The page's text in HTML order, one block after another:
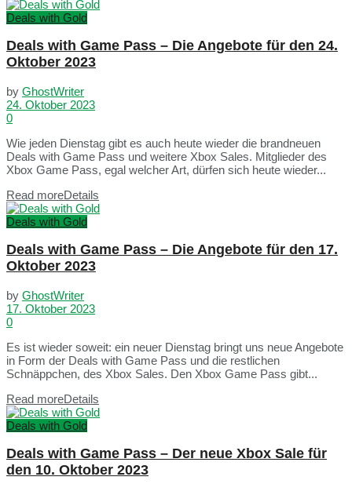
Deals with Gold
Deals with Game Pass – Die Angebote für den 24.
Oktober 2023
by GhostWriter
24. Oktober 2023
0
Wie jeden Dienstag gibt es auch heute wieder die brandneuen
Deals with Game Pass und weitere Xbox Sales. Mitglieder des
Xbox Game Pass, egal welcher Art, dürfen sich heute wieder...
Read moreDetails
Deals with Gold
Deals with Game Pass – Die Angebote für den 17.
Oktober 2023
by GhostWriter
17. Oktober 2023
0
Es ist wieder soweit: ein neuer Dienstag bringt uns neue Angebote
in Form der Deals with Game Pass und die restlichen
Schnäppchen, des Xbox Sales. Den Xbox Game Pass gibt...
Read moreDetails
Deals with Gold
Deals with Game Pass – Der neue Xbox Sale für
den 10. Oktober 2023